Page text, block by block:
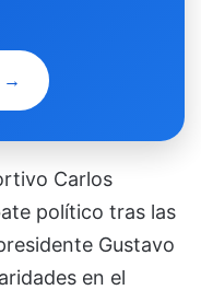
→
Carlos
político tras las
Gustavo
en el